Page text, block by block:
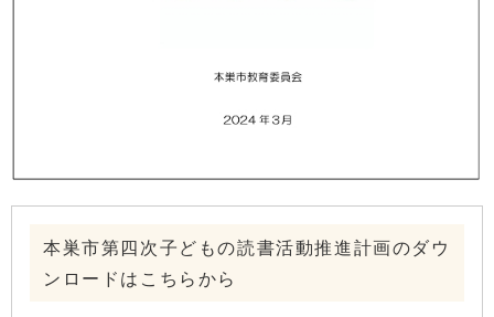
本巣市第四次子どもの読書活動推進計画のダウ
ンロードはこちらから